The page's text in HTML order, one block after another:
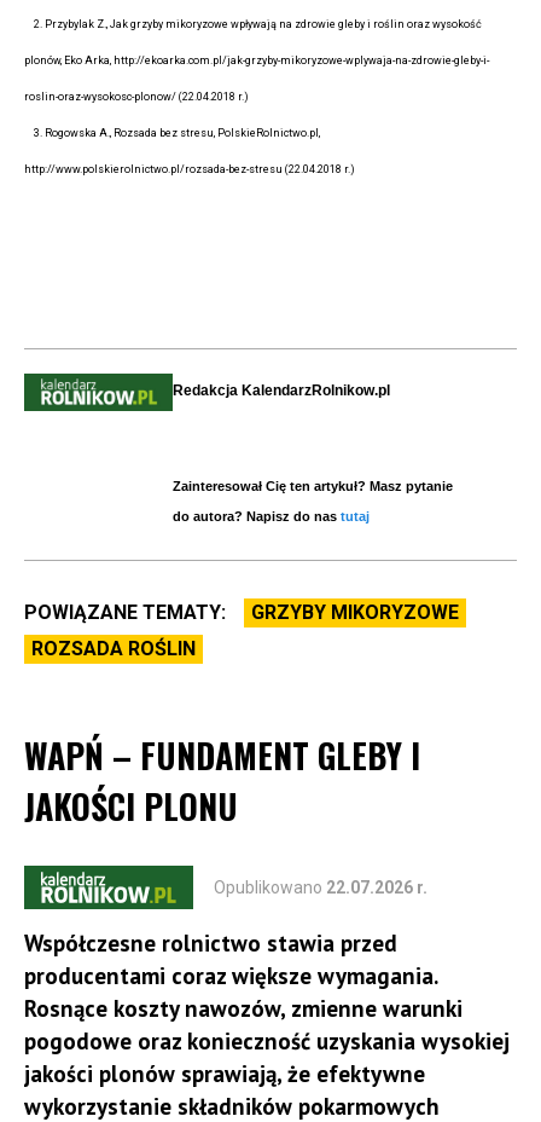
2. Przybylak Z., Jak grzyby mikoryzowe wpływają na zdrowie gleby i roślin oraz wysokość
plonów, Eko Arka, http://ekoarka.com.pl/jak-grzyby-mikoryzowe-wplywaja-na-zdrowie-gleby-i-
roslin-oraz-wysokosc-plonow/ (22.04.2018 r.)
3. Rogowska A., Rozsada bez stresu, PolskieRolnictwo.pl,
http://www.polskierolnictwo.pl/rozsada-bez-stresu (22.04.2018 r.)
Redakcja KalendarzRolnikow.pl
Zainteresował Cię ten artykuł? Masz pytanie
do autora? Napisz do nas tutaj
POWIĄZANE TEMATY:
GRZYBY MIKORYZOWE
ROZSADA ROŚLIN
WAPŃ – FUNDAMENT GLEBY I
JAKOŚCI PLONU
Opublikowano 22.07.2026 r.
Współczesne rolnictwo stawia przed
producentami coraz większe wymagania.
Rosnące koszty nawozów, zmienne warunki
pogodowe oraz konieczność uzyskania wysokiej
jakości plonów sprawiają, że efektywne
wykorzystanie składników pokarmowych